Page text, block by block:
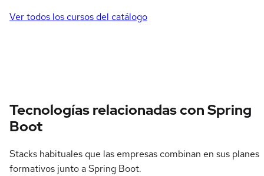
Ver todos los cursos del catálogo
Tecnologías relacionadas con Spring
Boot
Stacks habituales que las empresas combinan en sus planes
formativos junto a Spring Boot.